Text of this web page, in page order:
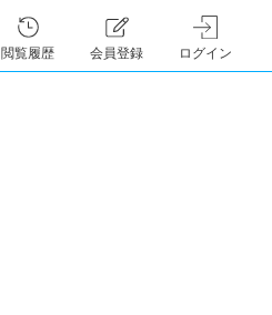
閲覧履歴 会員登録 ログイン